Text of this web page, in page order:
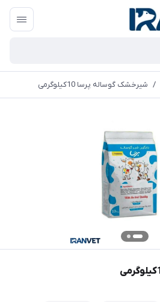
/ شیرخشک گوساله پرسا 10کیلوگرمی